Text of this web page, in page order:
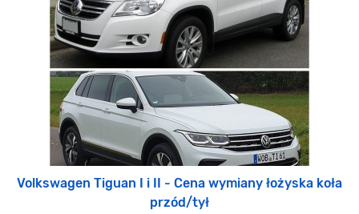
Volkswagen Tiguan I i II - Cena wymiany łożyska koła
przód/tył